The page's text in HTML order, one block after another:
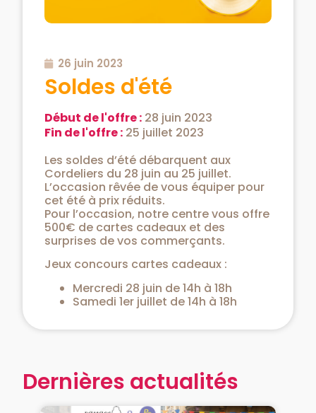
26 juin 2023
Soldes d'été
Début de l'offre :28 juin 2023
Fin de l'offre :25 juillet 2023
Les soldes d’été débarquent aux
Cordeliers du 28 juin au 25 juillet.
L’occasion rêvée de vous équiper pour
cet été à prix réduits.
Pour l’occasion, notre centre vous offre
500€ de cartes cadeaux et des
surprises de vos commerçants.
Jeux concours cartes cadeaux :
Mercredi 28 juin de 14h à 18h
Samedi 1er juillet de 14h à 18h
Dernières actualités